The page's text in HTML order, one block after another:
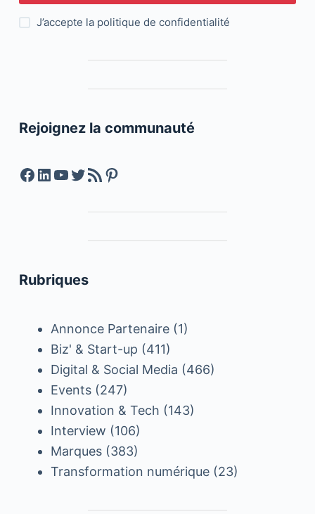
J’accepte la politique de confidentialité
Rejoignez la communauté
Facebook
LinkedIn
YouTube
Twitter
Feed RSSPinterest
Rubriques
Annonce Partenaire(1)
Biz' & Start-up (411)
Digital & Social Media (466)
Events(247)
Innovation & Tech (143)
Interview (106)
Marques(383)
Transformation numérique(23)